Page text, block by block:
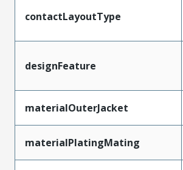
contactLayoutType
designFeature
materialOuterJacket
materialPlatingMating